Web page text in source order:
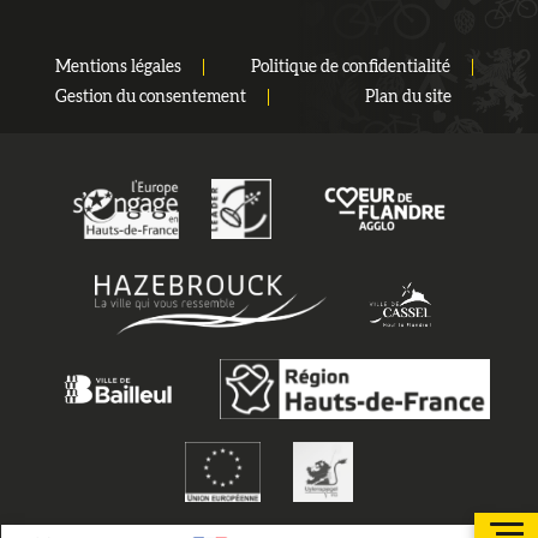
Mentions légales
Politique de confidentialité
Gestion du consentement
Plan du site